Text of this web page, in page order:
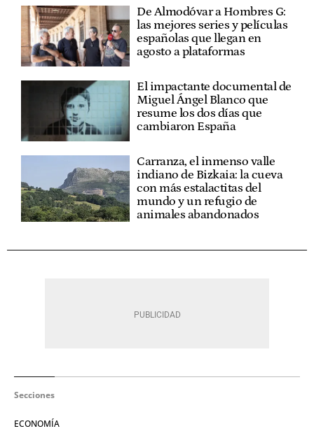
De Almodóvar a Hombres G:
las mejores series y películas
españolas que llegan en
agosto a plataformas
El impactante documental de
Miguel Ángel Blanco que
resume los dos días que
cambiaron España
Carranza, el inmenso valle
indiano de Bizkaia: la cueva
con más estalactitas del
mundo y un refugio de
animales abandonados
Secciones
ECONOMÍA